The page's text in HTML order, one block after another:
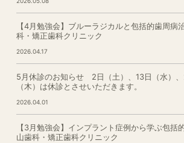
【4月勉強会】ブルーラジカルと包括的歯周病
科・矯正歯科クリニック
2026.04.17
5月休診のお知らせ 2日（土）、13日（水）
（木）は休診とさせいただきます。
2026.04.01
【3月勉強会】インプラント症例から学ぶ包括
山歯科・矯正歯科クリニック